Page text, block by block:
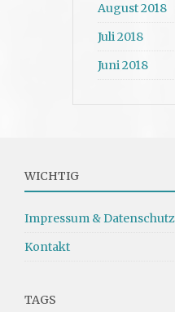
August 2018
Juli 2018
Juni 2018
WICHTIG
Impressum &
Kontakt
TAGS